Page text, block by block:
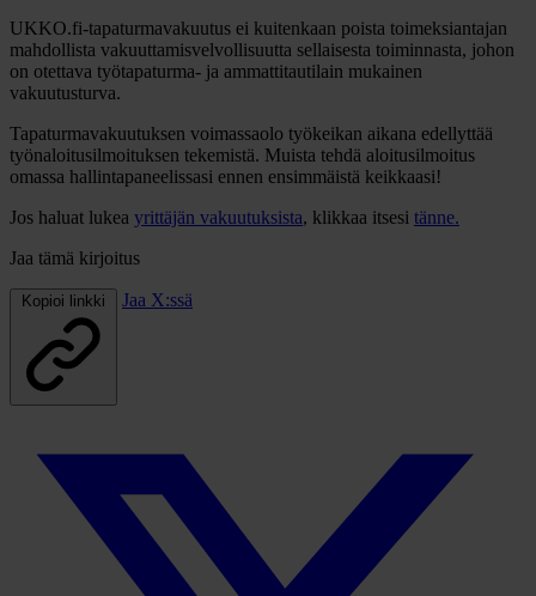
UKKO.fi-tapaturmavakuutus ei kuitenkaan poista toimeksiantajan
mahdollista vakuuttamisvelvollisuutta sellaisesta toiminnasta, johon
on otettava työtapaturma- ja ammattitautilain mukainen
vakuutusturva.
Tapaturmavakuutuksen voimassaolo työkeikan aikana edellyttää
työnaloitusilmoituksen tekemistä. Muista tehdä aloitusilmoitus
omassa hallintapaneelissasi ennen ensimmäistä keikkaasi!
Jos haluat lukea yrittäjän vakuutuksista, klikkaa itsesi tänne.
Jaa tämä kirjoitus
Kopioi linkki Jaa X:ssä